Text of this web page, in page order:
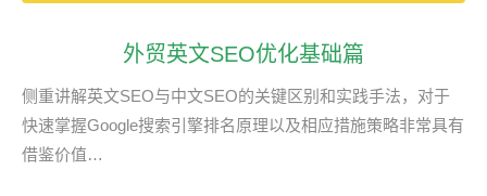
外贸英文SEO优化基础篇
侧重讲解英文SEO与中文SEO的关键区别和实践手法，对于
快速掌握Google搜索引擎排名原理以及相应措施策略非常具有
借鉴价值…